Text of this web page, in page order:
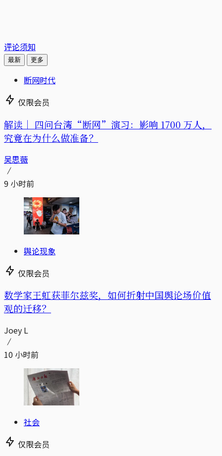
评论须知
最新 更多
断网时代
仅限会员
解读｜ 四问台湾“断网”演习：影响 1700 万人，
究竟在为什么做准备？
吴思薇
9 小时前
舆论现象
仅限会员
数学家王虹获菲尔兹奖，如何折射中国舆论场价值
观的迁移？
Joey L
10 小时前
社会
仅限会员